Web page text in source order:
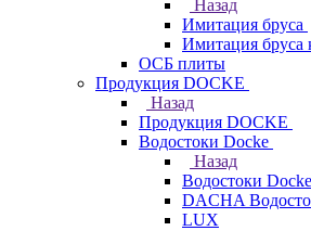
Назад
Имитация бруса
Имитация бруса
ОСБ плиты
Продукция DOCKE
Назад
Продукция DOCKE
Водостоки Docke
Назад
Водостоки Docke
DACHA
LUX